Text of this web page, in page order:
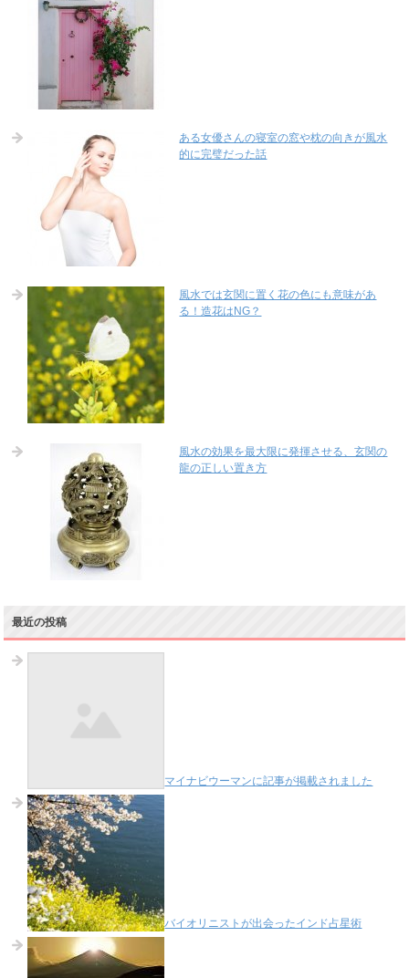
ある女優さんの寝室の窓や枕の向きが風水
的に完璧だった話
風水では玄関に置く花の色にも意味があ
る！造花はNG？
風水の効果を最大限に発揮させる、玄関の
龍の正しい置き方
最近の投稿
マイナビウーマンに記事が掲載されました
バイオリニストが出会ったインド占星術